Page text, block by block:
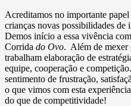
Acreditamos no importante
crianças novas possibilidades de
Demos início a essa vivência
Corrida do Ovo. Além de mexer
trabalham elaboração de
equipe, cooperação e
sentimento de frustração,
o que vimos com esta
do que de competitividade!